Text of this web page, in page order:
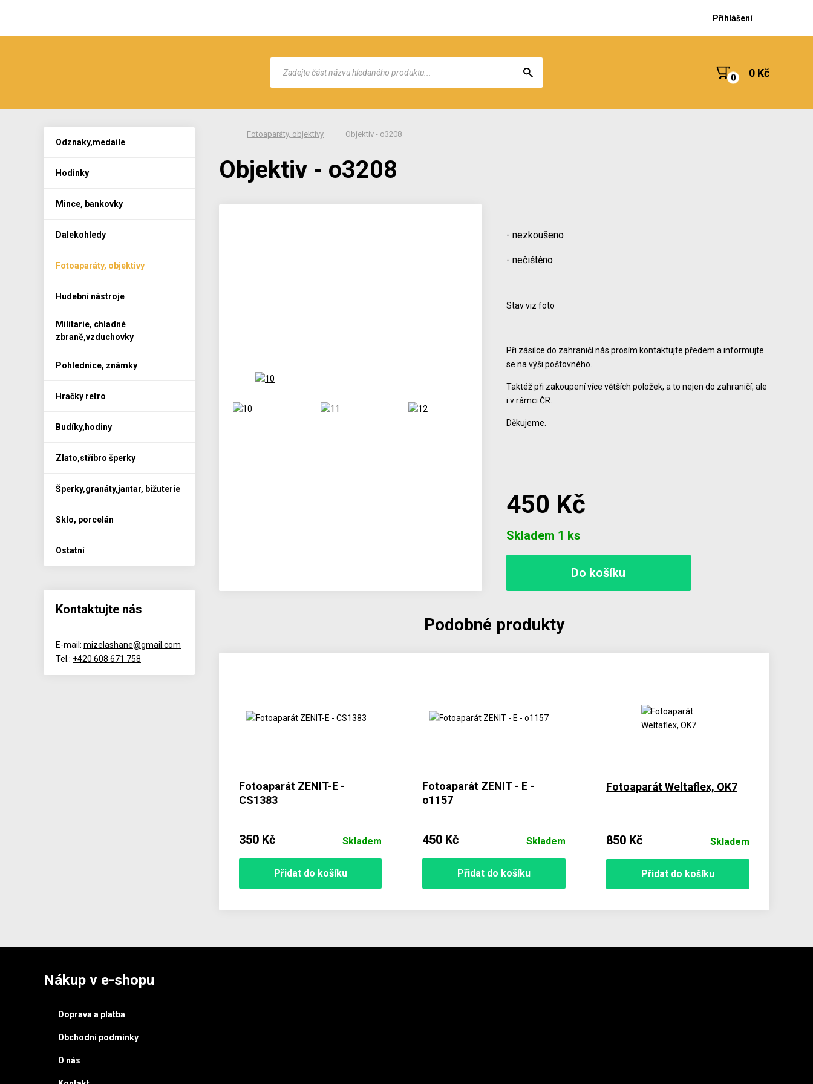
Přihlášení
0 Kč
Fotoaparáty, objektivy Objektiv - o3208
Objektiv - o3208
- nezkoušeno
- nečištěno
Stav viz foto
Při zásilce do zahraničí nás prosím kontaktujte předem a informujte
se na výši poštovného.
Taktéž při zakoupení více větších položek, a to nejen do zahraničí, ale
i v rámci ČR.
Děkujeme.
450 Kč
Skladem 1 ks
Podobné produkty
Fotoaparát ZENIT-E -
CS1383
350 Kč Skladem
Přidat do košíku
Fotoaparát ZENIT - E -
o1157
450 Kč Skladem
Přidat do košíku
Fotoaparát Weltaflex, OK7
850 Kč Skladem
Přidat do košíku
Odznaky,medaile
Hodinky
Mince, bankovky
Dalekohledy
Fotoaparáty, objektivy
Hudební nástroje
Militarie, chladné
zbraně,vzduchovky
Pohlednice, známky
Hračky retro
Budíky,hodiny
Zlato,stříbro šperky
Šperky,granáty,jantar, bižuterie
Sklo, porcelán
Ostatní
Kontaktujte nás
E-mail: mizelashane@gmail.com
Tel.: +420 608 671 758
Nákup v e-shopu
Doprava a platba
Obchodní podmínky
O nás